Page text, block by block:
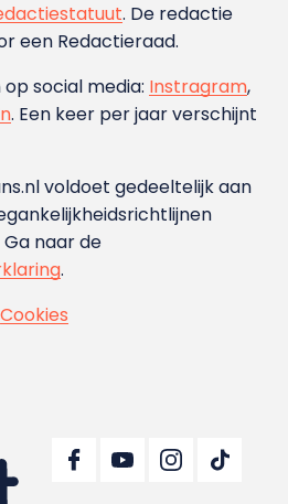
. De redactie
een Redactieraad.
social media: Instragram,
. Een keer per jaar verschijnt
voldoet gedeeltelijk aan
Ga naar de
.
Cookies